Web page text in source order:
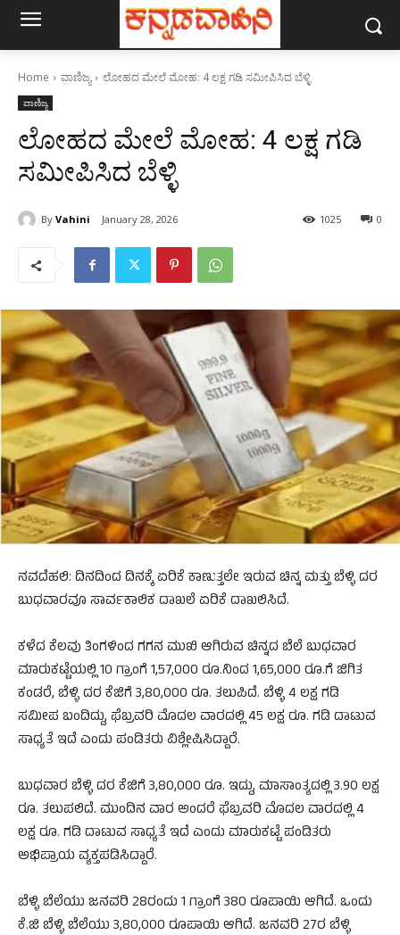
Home ವಾಣಿಜ್ಯ ಲೋಹದ ಮೇಲೆ ಮೋಹ: 4 ಲಕ್ಷ ಗಡಿ ಸಮೀಪಿಸಿದ ಬೆಳ್ಳಿ
ವಾಣಿಜ್ಯ
ಲೋಹದ ಮೇಲೆ ಮೋಹ: 4 ಲಕ್ಷ ಗಡಿ
ಸಮೀಪಿಸಿದ ಬೆಳ್ಳಿ
By Vahini January 28, 2026 0
1025
ನವದೆಹಲಿ: ದಿನದಿಂದ ದಿನಕ್ಕೆ ಏರಿಕೆ ಕಾಣುತ್ತಲೇ ಇರುವ ಚಿನ್ನ ಮತ್ತು ಬೆಳ್ಳಿ ದರ
ಬುಧವಾರವೂ ಸಾರ್ವಕಾಲಿಕ ದಾಖಲೆ ಏರಿಕೆ ದಾಖಲಿಸಿದೆ.
ಕಳೆದ ಕೆಲವು ತಿಂಗಳಿಂದ ಗಗನ ಮುಖಿ ಆಗಿರುವ ಚಿನ್ನದ ಬೆಲೆ ಬುಧವಾರ
ಮಾರುಕಟ್ಟೆಯಲ್ಲಿ 10 ಗ್ರಾಂಗೆ 1,57,000 ರೂ.ನಿಂದ 1,65,000 ರೂ.ಗೆ ಜಿಗಿತ
ಕಂಡರೆ, ಬೆಳ್ಳಿ ದರ ಕೆಜಿಗೆ 3,80,000 ರೂ. ತಲುಪಿದೆ. ಬೆಳ್ಳಿ 4 ಲಕ್ಷ ಗಡಿ
ಸಮೀಪ ಬಂದಿದ್ದು, ಫೆಬ್ರವರಿ ಮೊದಲ ವಾರದಲ್ಲಿ 45 ಲಕ್ಷ ರೂ. ಗಡಿ ದಾಟುವ
ಸಾಧ್ಯತೆ ಇದೆ ಎಂದು ಪಂಡಿತರು ವಿಶ್ಲೇಷಿಸಿದ್ದಾರೆ.
ಬುಧವಾರ ಬೆಳ್ಳಿ ದರ ಕೆಜಿಗೆ 3,80,000 ರೂ. ಇದ್ದು, ಮಾಸಾಂತ್ಯದಲ್ಲಿ 3.90 ಲಕ್ಷ
ರೂ. ತಲುಪಲಿದೆ. ಮುಂದಿನ ವಾರ ಅಂದರೆ ಫೆಬ್ರವರಿ ಮೊದಲ ವಾರದಲ್ಲಿ 4
ಲಕ್ಷ ರೂ. ಗಡಿ ದಾಟುವ ಸಾಧ್ಯತೆ ಇದೆ ಎಂದು ಮಾರುಕಟ್ಟೆ ಪಂಡಿತರು
ಅಭಿಪ್ರಾಯ ವ್ಯಕ್ತಪಡಿಸಿದ್ದಾರೆ.
ಬೆಳ್ಳಿ ಬೆಲೆಯು ಜನವರಿ 28ರಂದು 1 ಗ್ರಾಂಗೆ 380 ರೂಪಾಯಿ ಆಗಿದೆ. ಒಂದು
ಕೆ.ಜಿ ಬೆಳ್ಳಿ ಬೆಲೆಯು 3,80,000 ರೂಪಾಯಿ ಆಗಿದೆ. ಜನವರಿ 27ರ ಬೆಳ್ಳಿ